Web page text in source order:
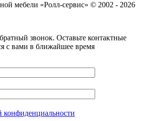
мебели «Ролл-сервис» © 2002 - 2026
звонок. Оставьте контактные
с вами в ближайшее время
конфиденциальности